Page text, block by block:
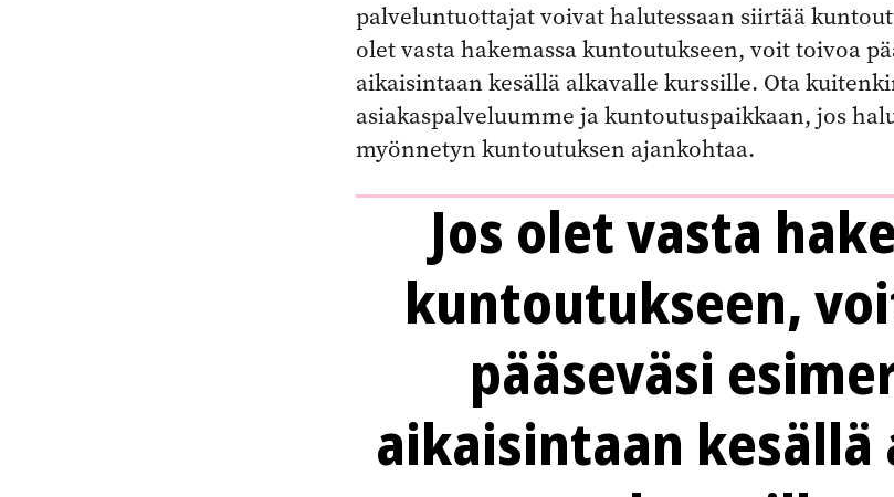
palveluntuottajat voivat halutessaan siirtää
olet vasta hakemassa kuntoutukseen, voit toivoa
aikaisintaan kesällä alkavalle kurssille. Ota
asiakaspalveluumme ja kuntoutuspaikkaan, jos
myönnetyn kuntoutuksen ajankohtaa.
Jos olet vasta
kuntoutukseen,
pääseväsi
aikaisintaan kesällä